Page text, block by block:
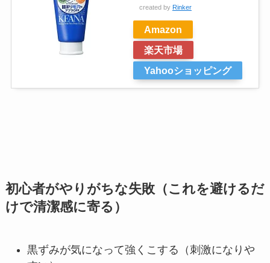
created by Rinker
Amazon
楽天市場
Yahooショッピング
初心者がやりがちな失敗（これを避けるだ
けで清潔感に寄る）
黒ずみが気になって強くこする（刺激になりや